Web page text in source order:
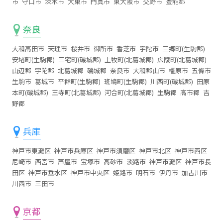
奈良
大和高田市 天理市 桜井市 御所市 香芝市 宇陀市 三郷町(生駒郡)
安堵町(生駒郡) 三宅町(磯城郡) 上牧町(北葛城郡) 広陵町(北葛城郡)
山辺郡 宇陀郡 北葛城郡 磯城郡 奈良市 大和郡山市 橿原市 五條市
生駒市 葛城市 平群町(生駒郡) 斑鳩町(生駒郡) 川西町(磯城郡) 田原
本町(磯城郡) 王寺町(北葛城郡) 河合町(北葛城郡) 生駒郡 高市郡 吉
野郡
兵庫
神戸市東灘区 神戸市兵庫区 神戸市須磨区 神戸市北区 神戸市西区
尼崎市 西宮市 芦屋市 宝塚市 高砂市 淡路市 神戸市灘区 神戸市長
田区 神戸市垂水区 神戸市中央区 姫路市 明石市 伊丹市 加古川市
川西市 三田市
京都